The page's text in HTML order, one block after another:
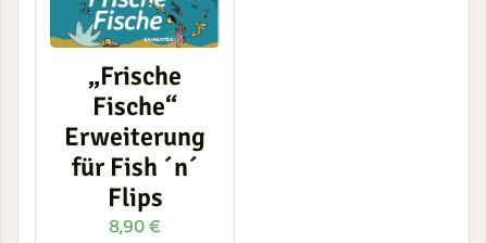
„Frische
Fische“
Erweiterung
für Fish ´n´
Flips
8,90€